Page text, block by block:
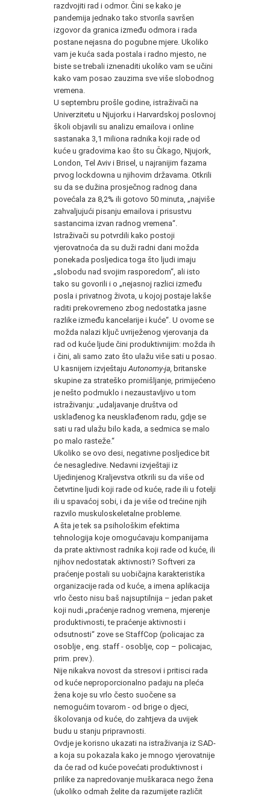
razdvojiti rad i odmor. Čini se kako je
pandemija jednako tako stvorila savršen
izgovor da granica između odmora i rada
postane nejasna do pogubne mjere. Ukoliko
vam je kuća sada postala i radno mjesto, ne
biste se trebali iznenaditi ukoliko vam se učini
kako vam posao zauzima sve više slobodnog
vremena.
U septembru prošle godine, istraživači na
Univerzitetu u Njujorku i Harvardskoj poslovnoj
školi objavili su analizu emailova i online
sastanaka 3,1 miliona radnika koji rade od
kuće u gradovima kao što su Čikago, Njujork,
London, Tel Aviv i Brisel, u najranijim fazama
prvog lockdowna u njihovim državama. Otkrili
su da se dužina prosječnog radnog dana
povećala za 8,2% ili gotovo 50 minuta, „najviše
zahvaljujući pisanju emailova i prisustvu
sastancima izvan radnog vremena“.
Istraživači su potvrdili kako postoji
vjerovatnoća da su duži radni dani možda
ponekada posljedica toga što ljudi imaju
„slobodu nad svojim rasporedom“, ali isto
tako su govorili i o „nejasnoj razlici između
posla i privatnog života, u kojoj postaje lakše
raditi prekovremeno zbog nedostatka jasne
razlike između kancelarije i kuće“. U ovome se
možda nalazi ključ uvriježenog vjerovanja da
rad od kuće ljude čini produktivnijim: možda ih
i čini, ali samo zato što ulažu više sati u posao.
U kasnijem izvještaju Autonomy-ja, britanske
skupine za strateško promišljanje, primijećeno
je nešto podmuklo i nezaustavljivo u tom
istraživanju: „udaljavanje društva od
usklađenog ka neusklađenom radu, gdje se
sati u rad ulažu bilo kada, a sedmica se malo
po malo rasteže.“
Ukoliko se ovo desi, negativne posljedice bit
će nesagledive. Nedavni izvještaji iz
Ujedinjenog Kraljevstva otkrili su da više od
četvrtine ljudi koji rade od kuće, rade ili u fotelji
ili u spavaćoj sobi, i da je više od trećine njih
razvilo muskuloskeletalne probleme.
A šta je tek sa psihološkim efektima
tehnologija koje omogućavaju kompanijama
da prate aktivnost radnika koji rade od kuće, ili
njihov nedostatak aktivnosti? Softveri za
praćenje postali su uobičajna karakteristika
organizacije rada od kuće, a imena aplikacija
vrlo često nisu baš najsuptilnija – jedan paket
koji nudi „praćenje radnog vremena, mjerenje
produktivnosti, te praćenje aktivnosti i
odsutnosti“ zove se StaffCop (policajac za
osoblje , eng. staff - osoblje, cop – policajac,
prim. prev.).
Nije nikakva novost da stresovi i pritisci rada
od kuće neproporcionalno padaju na pleća
žena koje su vrlo često suočene sa
nemogućim tovarom - od brige o djeci,
školovanja od kuće, do zahtjeva da uvijek
budu u stanju pripravnosti.
Ovdje je korisno ukazati na istraživanja iz SAD-
a koja su pokazala kako je mnogo vjerovatnije
da će rad od kuće povećati produktivnost i
prilike za napredovanje muškaraca nego žena
(ukoliko odmah želite da razumijete različit